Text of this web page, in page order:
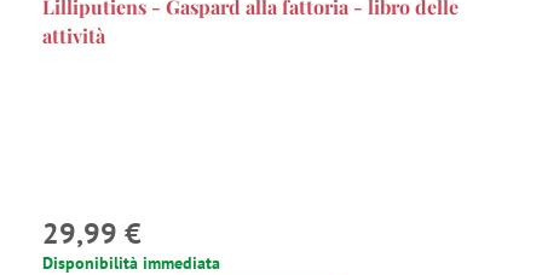
Lilliputiens - Gaspard alla fattoria - libro delle
attività
29,99 €
Disponibilità immediata